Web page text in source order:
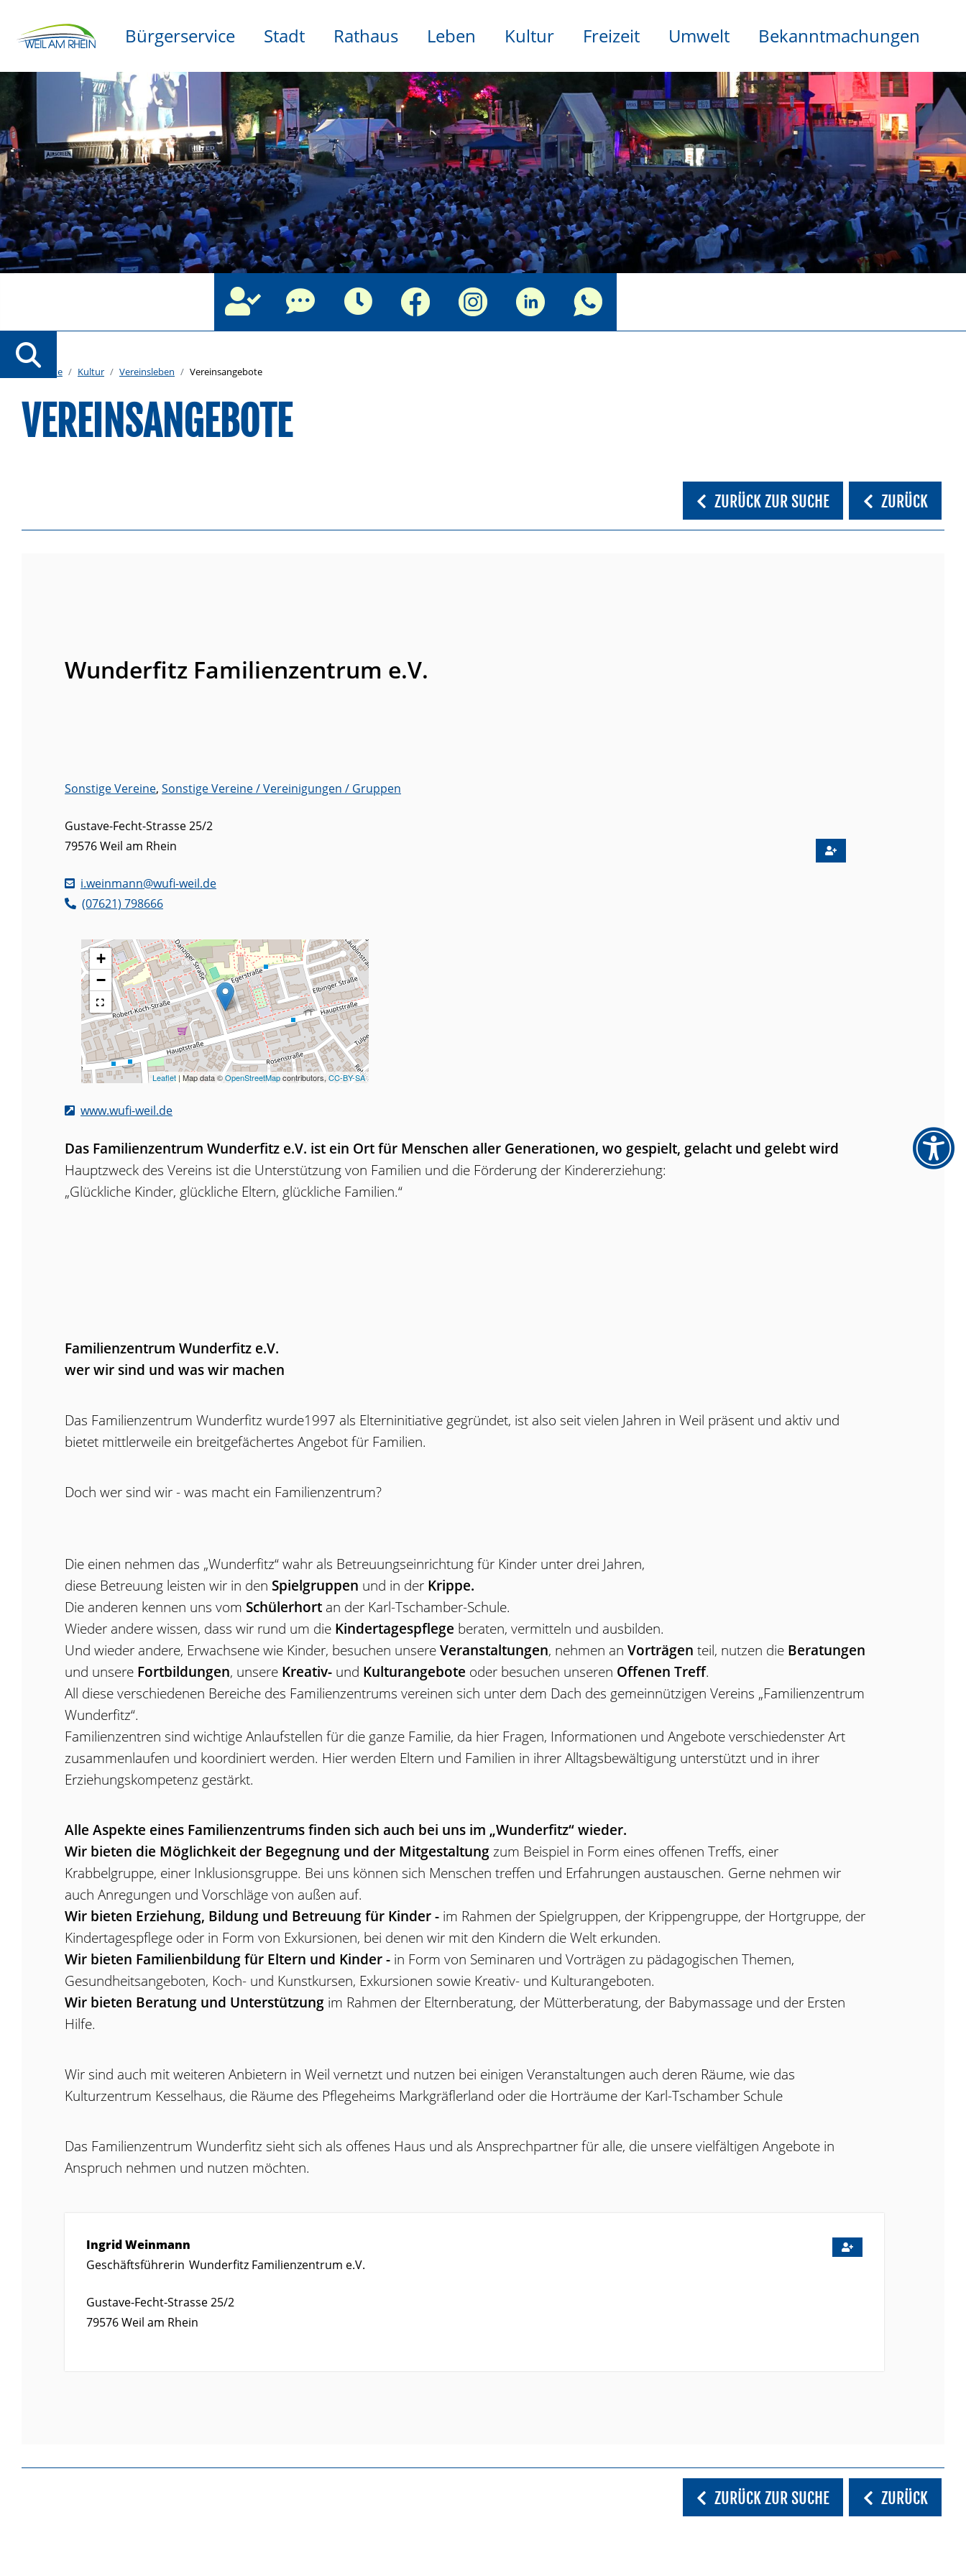
Bürgerservice Stadt Rathaus Leben Kultur Freizeit Umwelt Bekanntmachungen
Startseite Kultur Vereinsleben Vereinsangebote
VEREINSANGEBOTE
ZURÜCK ZUR SUCHE ZURÜCK
Wunderfitz Familienzentrum e.V.
+
−
Leaflet| Map data ©OpenStreetMapcontributors, CC-BY-SA
Gustave-Fecht-Strasse 25/2
79576Weil am Rhein
i.weinmann@wufi-weil.de
(07621) 798666
www.wufi-weil.de
Geschäftsführerin
IngridWeinmann
Wunderfitz Familienzentrum e.V.
Gustave-Fecht-Strasse 25/2
79576Weil am Rhein
Das Familienzentrum Wunderfitz e.V. ist ein Ort für Menschen aller Generationen, wo gespielt, gelacht und gelebt wird
Hauptzweck des Vereins ist die Unterstützung von Familien und die Förderung der Kindererziehung:
„Glückliche Kinder, glückliche Eltern, glückliche Familien.“
Familienzentrum Wunderfitz e.V.
wer wir sind und was wir machen
Das Familienzentrum Wunderfitz wurde1997 als Elterninitiative gegründet, ist also seit vielen Jahren in Weil präsent und aktiv und
bietet mittlerweile ein breitgefächertes Angebot für Familien.
Doch wer sind wir - was macht ein Familienzentrum?
Die einen nehmen das „Wunderfitz“ wahr als Betreuungseinrichtung für Kinder unter drei Jahren,
diese Betreuung leisten wir in den Spielgruppen und in der Krippe.
Die anderen kennen uns vom Schülerhort an der Karl-Tschamber-Schule.
Wieder andere wissen, dass wir rund um die Kindertagespflege beraten, vermitteln und ausbilden.
Und wieder andere, Erwachsene wie Kinder, besuchen unsereVeranstaltungen, nehmen an Vorträgen teil, nutzen die Beratungen
und unsere Fortbildungen, unsere Kreativ- und Kulturangebote oder besuchen unseren Offenen Treff.
All diese verschiedenen Bereiche des Familienzentrums vereinen sich unter dem Dach des gemeinnützigen Vereins „Familienzentrum
Wunderfitz“.
Familienzentren sind wichtige Anlaufstellen für die ganze Familie, da hier Fragen, Informationen und Angebote verschiedenster Art
zusammenlaufen und koordiniert werden. Hier werden Eltern und Familien in ihrer Alltagsbewältigung unterstützt und in ihrer
Erziehungskompetenz gestärkt.
Alle Aspekte eines Familienzentrums finden sich auch bei uns im „Wunderfitz“ wieder.
Wir bieten die Möglichkeit der Begegnung und der Mitgestaltungzum Beispiel in Form eines offenen Treffs, einer
Krabbelgruppe, einer Inklusionsgruppe. Bei uns können sich Menschen treffen und Erfahrungen austauschen. Gerne nehmen wir
auch Anregungen und Vorschläge von außen auf.
Wir bieten Erziehung, Bildung und Betreuung für Kinder - im Rahmen der Spielgruppen, der Krippengruppe, der Hortgruppe, der
Kindertagespflege oder in Form von Exkursionen, bei denen wir mit den Kindern die Welt erkunden.
Wir bieten Familienbildung für Eltern und Kinder - in Form von Seminaren und Vorträgen zu pädagogischen Themen,
Gesundheitsangeboten, Koch- und Kunstkursen, Exkursionen sowie Kreativ- und Kulturangeboten.
Wir bieten Beratung und Unterstützung im Rahmen der Elternberatung, der Mütterberatung, der Babymassage und der Ersten
Hilfe.
Wir sind auch mit weiteren Anbietern in Weil vernetzt und nutzen bei einigen Veranstaltungen auch deren Räume, wie das
Kulturzentrum Kesselhaus, die Räume des Pflegeheims Markgräflerland oder die Horträume der Karl-Tschamber Schule
Das Familienzentrum Wunderfitz sieht sich als offenes Haus und als Ansprechpartner für alle, die unsere vielfältigen Angebote in
Anspruch nehmen und nutzen möchten.
Sonstige Vereine, Sonstige Vereine / Vereinigungen / Gruppen
ZURÜCK ZUR SUCHE ZURÜCK